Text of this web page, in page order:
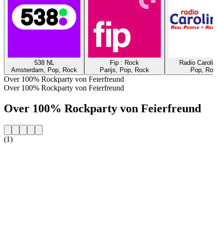
538 NL
Amsterdam, Pop, Rock
Fip : Rock
Parijs, Pop, Rock
Radio
Pop,
Over 100% Rockparty von Feierfreund
Over 100% Rockparty von Feierfreund
Over 100% Rockparty von Feierfreund
(1)